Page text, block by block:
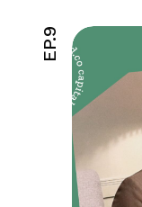
EP.9